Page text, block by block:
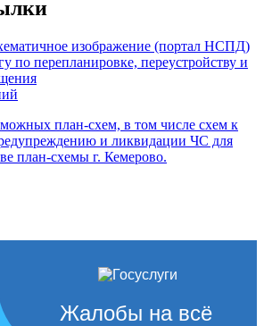
изображение (портал НСПД)
по перепланировке, переустройству и
план-схем, в том числе схем к
и ликвидации ЧС для
план-схемы г. Кемерово.
Жалобы на всё